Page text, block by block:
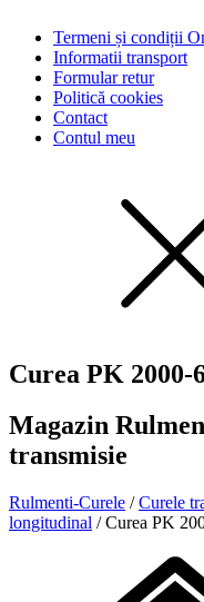
Termeni și condiții
Informatii transport
Formular retur
Politică cookies
Contact
Contul meu
Curea PK
Magazin
transmisie
Rulmenti-Curele /Curele
longitudinal / Curea PK